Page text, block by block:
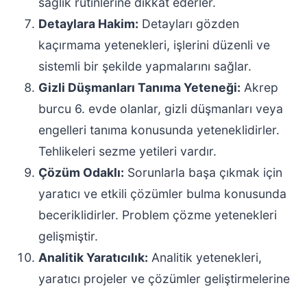
Detaylara Hakim: Detayları gözden
kaçırmama yetenekleri, işlerini düzenli ve
sistemli bir şekilde yapmalarını sağlar.
Gizli Düşmanları Tanıma Yeteneği: Akrep
burcu 6. evde olanlar, gizli düşmanları veya
engelleri tanıma konusunda yeteneklidirler.
Tehlikeleri sezme yetileri vardır.
Çözüm Odaklı: Sorunlarla başa çıkmak için
yaratıcı ve etkili çözümler bulma konusunda
beceriklidirler. Problem çözme yetenekleri
gelişmiştir.
Analitik Yaratıcılık: Analitik yetenekleri,
yaratıcı projeler ve çözümler geliştirmelerine